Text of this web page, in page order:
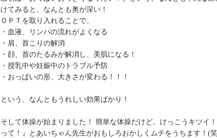
けてみると、なんとも奥が深い！
ＯＰＴを取り入れることで、
・血液、リンパの流れがよくなる
・肩、首こりの解消
・顔、首のたるみが解消し、美肌になる！
・授乳中や妊娠中のトラブル予防
・おっぱいの形、大きさが変わる！！！
という、なんともうれしい効果ばかり！
そして体操が始まりました！ 簡単な体操だけど、けっこうキツイ
って！』とあいちゃん先生がおもしろおかしくムチをうちます！(